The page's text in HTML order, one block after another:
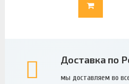
Доставка по
мы доставляем во